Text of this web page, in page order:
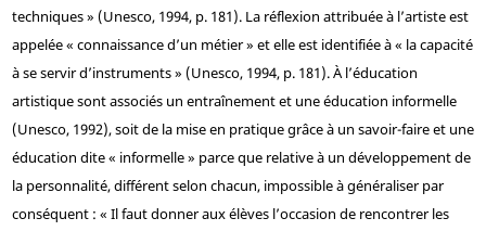
techniques » (Unesco, 1994, p. 181). La réflexion attribuée à l’artiste est
appelée « connaissance d’un métier » et elle est identifiée à « la capacité
à se servir d’instruments » (Unesco, 1994, p. 181). À l’éducation
artistique sont associés un entraînement et une éducation informelle
(Unesco, 1992), soit de la mise en pratique grâce à un savoir-faire et une
éducation dite « informelle » parce que relative à un développement de
la personnalité, différent selon chacun, impossible à généraliser par
conséquent : « Il faut donner aux élèves l’occasion de rencontrer les